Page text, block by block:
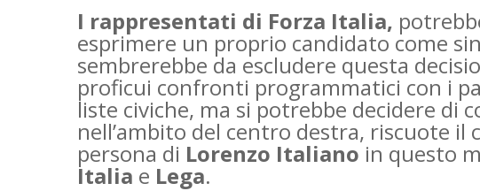
I rappresentati di Forza Italia,
esprimere un proprio candidato come
sembrerebbe da escludere questa
proficui confronti programmatici con i
liste civiche, ma si potrebbe decidere di
nell’ambito del centro destra, riscuote il
persona di Lorenzo Italiano in questo
Italia e Lega.